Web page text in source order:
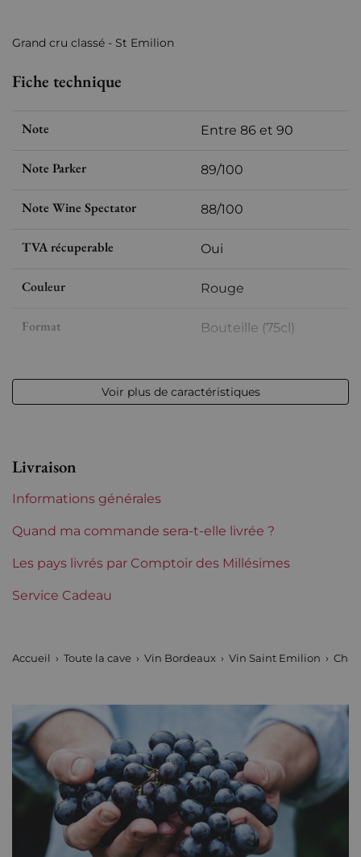
Grand cru classé - St Emilion
Fiche technique
Note Entre 86 et 90
Note Parker 89/100
Note Wine Spectator 88/100
TVA récuperable Oui
Couleur Rouge
Format Bouteille (75cl)
Volume 12,50 % vol - 75 cl
Etiquette Parfaite
Région Bordeaux
Châteaux de Bordeaux
Voir plus de caractéristiques
Livraison
Informations générales
Quand ma commande sera-t-elle livrée ?
Les pays livrés par Comptoir des Millésimes
Service Cadeau
Accueil Toute la cave Vin Bordeaux Vin Saint Emilion